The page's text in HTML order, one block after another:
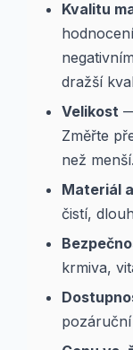
Kvalitu
dražší
Velikost
Změřte
než menší.
Materiál
čistí,
krmiva,